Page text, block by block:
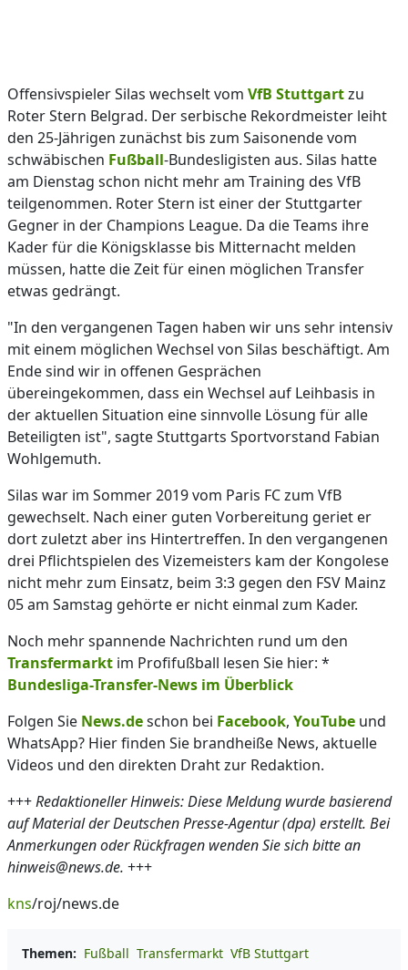
Offensivspieler Silas wechselt vom VfB Stuttgartzu
Roter Stern Belgrad. Der serbische Rekordmeister leiht
den 25-Jährigen zunächst bis zum Saisonende vom
schwäbischen Fußball-Bundesligisten aus. Silas hatte
am Dienstag schon nicht mehr am Training des VfB
teilgenommen. Roter Stern ist einer der Stuttgarter
Gegner in der Champions League. Da die Teams ihre
Kader für die Königsklasse bis Mitternacht melden
müssen, hatte die Zeit für einen möglichen Transfer
etwas gedrängt.
"In den vergangenen Tagen haben wir uns sehr intensiv
mit einem möglichen Wechsel von Silas beschäftigt. Am
Ende sind wir in offenen Gesprächen
übereingekommen, dass ein Wechsel auf Leihbasis in
der aktuellen Situation eine sinnvolle Lösung für alle
Beteiligten ist", sagte Stuttgarts Sportvorstand Fabian
Wohlgemuth.
Silas war im Sommer 2019 vom Paris FC zum VfB
gewechselt. Nach einer guten Vorbereitung geriet er
dort zuletzt aber ins Hintertreffen. In den vergangenen
drei Pflichtspielen des Vizemeisters kam der Kongolese
nicht mehr zum Einsatz, beim 3:3 gegen den FSV Mainz
05 am Samstag gehörte er nicht einmal zum Kader.
Noch mehr spannende Nachrichten rund um den
Transfermarkt im Profifußball lesen Sie hier: *
Bundesliga-Transfer-News im Überblick
Folgen Sie News.deschon bei Facebook, YouTube und
WhatsApp? Hier finden Sie brandheiße News, aktuelle
Videos und den direkten Draht zur Redaktion.
+++Redaktioneller Hinweis: Diese Meldung wurde basierend
auf Material der Deutschen Presse-Agentur (dpa) erstellt. Bei
Anmerkungen oder Rückfragen wenden Sie sich bitte an
hinweis@news.de. +++
kns/roj/news.de
Themen: Fußball Transfermarkt VfB Stuttgart